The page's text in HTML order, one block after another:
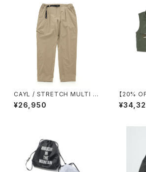
CAYL / STRETCH MULTI P
OCKET PANTS（BEIGE）
¥26,950
【20%
EARCH